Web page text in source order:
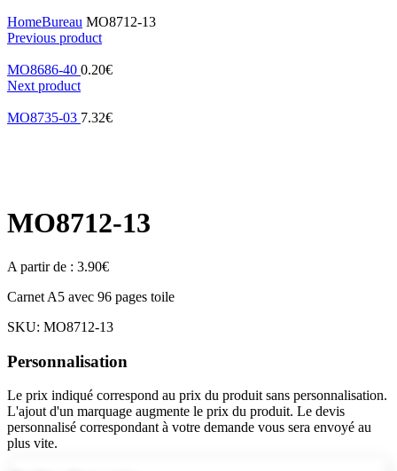
HomeBureau MO8712-13
Previous product
MO8686-40 0.20€
Next product
MO8735-03 7.32€
MO8712-13
A partir de : 3.90€
Carnet A5 avec 96 pages toile
SKU: MO8712-13
Personnalisation
Le prix indiqué correspond au prix du produit sans personnalisation.
L'ajout d'un marquage augmente le prix du produit. Le devis
personnalisé correspondant à votre demande vous sera envoyé au
plus vite.